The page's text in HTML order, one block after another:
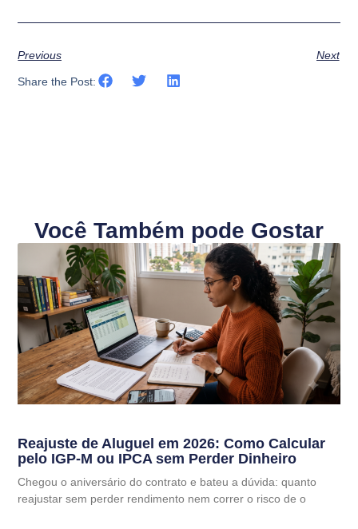
Previous Next
Share the Post:
Você Também pode Gostar
Reajuste de Aluguel em 2026: Como Calcular
pelo IGP-M ou IPCA sem Perder Dinheiro
Chegou o aniversário do contrato e bateu a dúvida: quanto
reajustar sem perder rendimento nem correr o risco de o